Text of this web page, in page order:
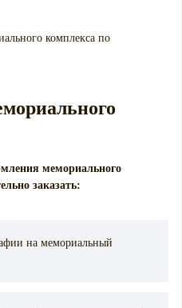
комплекса по
мемориального
заказать:
на мемориальный